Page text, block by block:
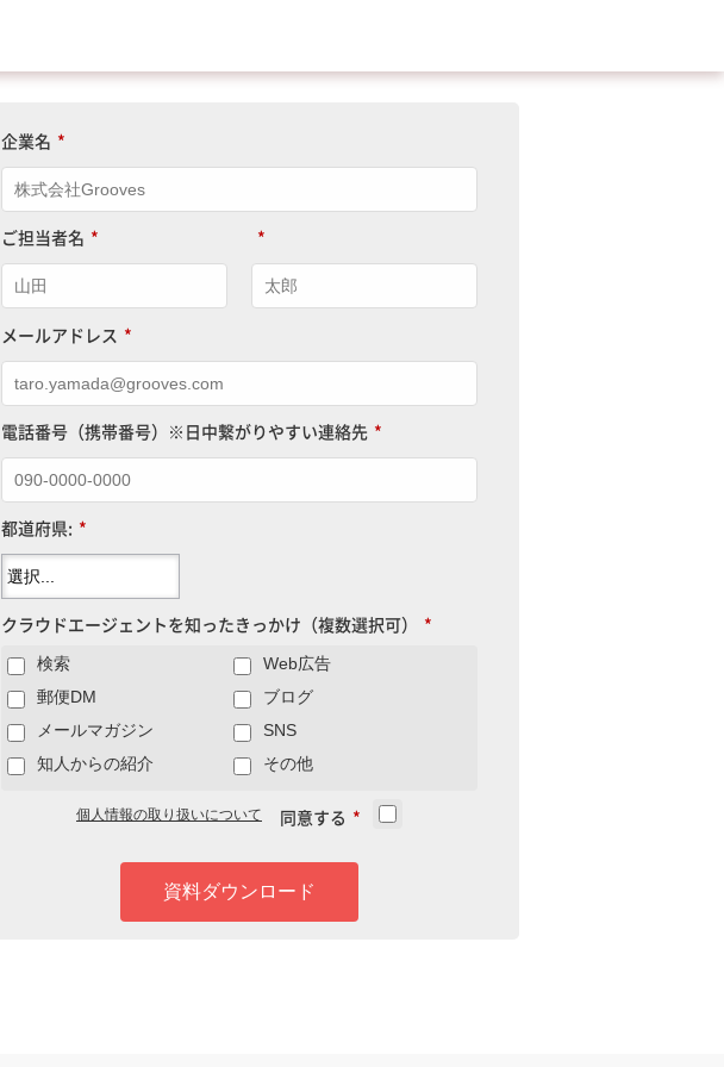
*
企業名
*
ご担当者名 *
*
メールアドレス
*
電話番号（携帯番号）※日中繋がりやすい連絡先
*
都道府県:
*
クラウドエージェントを知ったきっかけ（複数選択可）
検索
Web広告
郵便DM
ブログ
メールマガジン
SNS
知人からの紹介
その他
個人情報の取り扱いについて *
同意する
資料ダウンロード